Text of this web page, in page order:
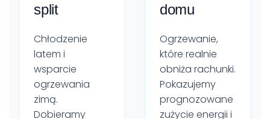
split
Chłodzenie
latem i
wsparcie
ogrzewania
zimą.
Dobieramy
domu
Ogrzewanie,
które realnie
obniża rachunki.
Pokazujemy
prognozowane
zużycie energii i